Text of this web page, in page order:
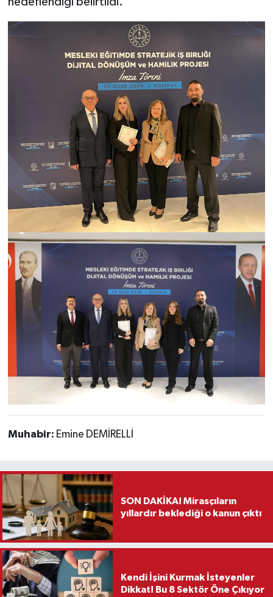
Muhabir: Emine DEMİRELLİ
SON DAKİKA! Mirasçıların
yıllardır beklediği o kanun çıktı
Kendi İşini Kurmak İsteyenler
Dikkat! Bu 8 Sektör Öne Çıkıyor